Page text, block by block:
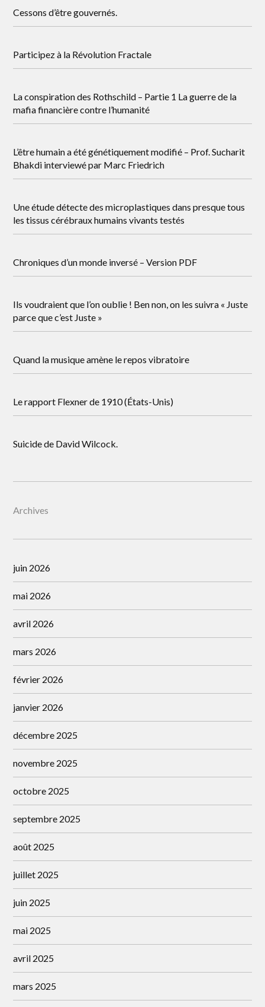
Cessons d’être gouvernés.
Participez à la Révolution Fractale
La conspiration des Rothschild – Partie 1 La guerre de la
mafia financière contre l’humanité
L’être humain a été génétiquement modifié – Prof. Sucharit
Bhakdi interviewé par Marc Friedrich
Une étude détecte des microplastiques dans presque tous
les tissus cérébraux humains vivants testés
Chroniques d’un monde inversé – Version PDF
Ils voudraient que l’on oublie ! Ben non, on les suivra « Juste
parce que c’est Juste »
Quand la musique amène le repos vibratoire
Le rapport Flexner de 1910 (États-Unis)
Suicide de David Wilcock.
Archives
juin 2026
mai 2026
avril 2026
mars 2026
février 2026
janvier 2026
décembre 2025
novembre 2025
octobre 2025
septembre 2025
août 2025
juillet 2025
juin 2025
mai 2025
avril 2025
mars 2025